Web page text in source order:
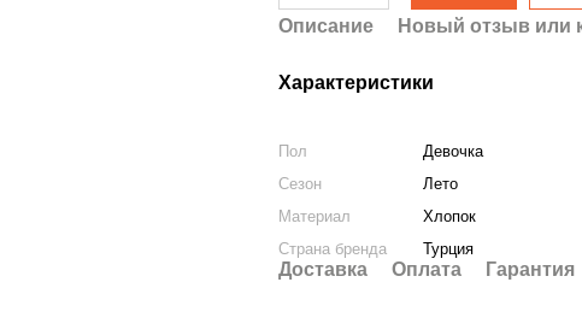
Описание Новый отзыв или
Характеристики
Пол
Девочка
Сезон
Лето
Материал
Хлопок
Страна бренда
Турция
Доставка Оплата Гарантия